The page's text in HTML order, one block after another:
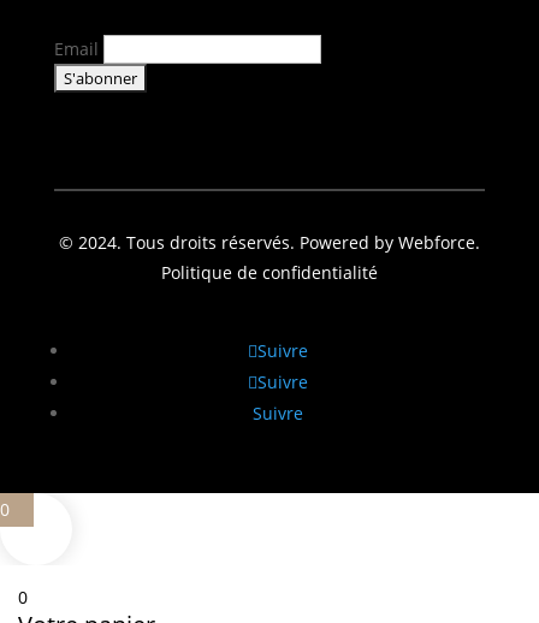
Email
© 2024. Tous droits réservés. Powered by Webforce.
Politique de confidentialité
Suivre
Suivre
Suivre
0
0